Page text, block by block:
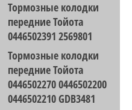
Тормозные колодки
передние Тойота
0446502391 2569801
Тормозные колодки
передние Тойота
0446502270 0446502200
0446502210 GDB3481